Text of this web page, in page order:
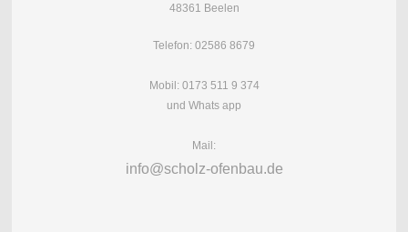
48361 Beelen
Telefon: 02586 8679
Mobil: 0173 511 9 374
und Whats app
Mail:
info@scholz-ofenbau.de